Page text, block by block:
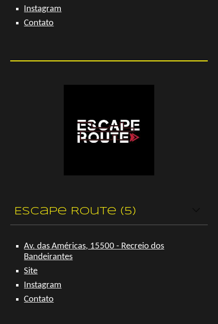
Instagram
Contato
Escape Route (5)
Av. das Américas, 15500 - Recreio dos
Bandeirantes
Site
Instagram
Contato